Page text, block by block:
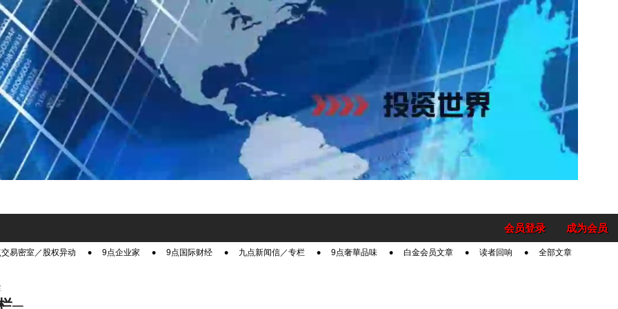
成为会员
会员登录
易密室／股权异动 9点企业家 9点国际财经 九点新闻信／专栏 9点奢華品味 白金会员文章 读者回响 全部文章
─